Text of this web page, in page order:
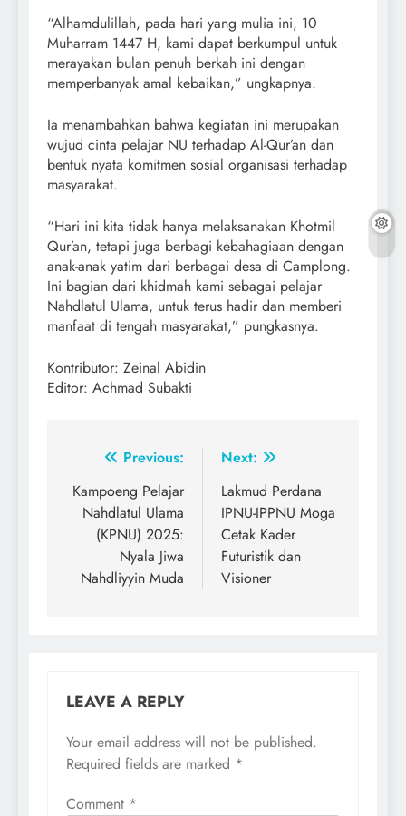
“Alhamdulillah, pada hari yang mulia ini, 10
Muharram 1447 H, kami dapat berkumpul untuk
merayakan bulan penuh berkah ini dengan
memperbanyak amal kebaikan,” ungkapnya.
Ia menambahkan bahwa kegiatan ini merupakan
wujud cinta pelajar NU terhadap Al-Qur’an dan
bentuk nyata komitmen sosial organisasi terhadap
masyarakat.
“Hari ini kita tidak hanya melaksanakan Khotmil
Qur’an, tetapi juga berbagi kebahagiaan dengan
anak-anak yatim dari berbagai desa di Camplong.
Ini bagian dari khidmah kami sebagai pelajar
Nahdlatul Ulama, untuk terus hadir dan memberi
manfaat di tengah masyarakat,” pungkasnya.
Kontributor: Zeinal Abidin
Editor: Achmad Subakti
Post
navigation
Previous:
Kampoeng Pelajar
Nahdlatul Ulama
(KPNU) 2025:
Nyala Jiwa
Nahdliyyin Muda
Next:
Lakmud Perdana
IPNU-IPPNU Moga
Cetak Kader
Futuristik dan
Visioner
LEAVE A REPLY
Your email address will not be published.
Required fields are marked *
Comment *